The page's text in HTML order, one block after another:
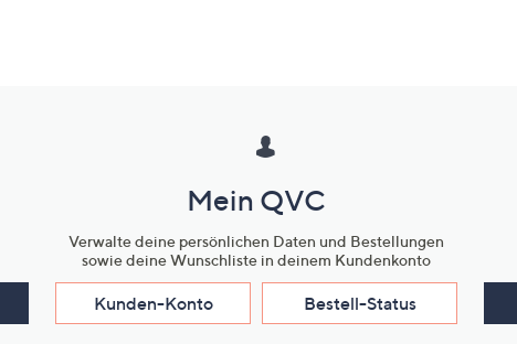
Mein QVC
Verwalte deine persönlichen Daten und Bestellungen
sowie deine Wunschliste in deinem Kundenkonto
Kunden-Konto Bestell-Status